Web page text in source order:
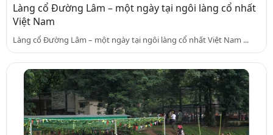
Làng cổ Đường Lâm – một ngày tại ngôi làng cổ nhất
Việt Nam
Làng cổ Đường Lâm – một ngày tại ngôi làng cổ nhất Việt Nam ...